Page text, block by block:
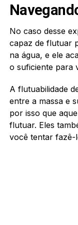
No caso desse
capaz de flutuar
na água, e ele
o suficiente para
A flutuabilidade
entre a massa e
por isso que
flutuar. Eles
você tentar fazê-